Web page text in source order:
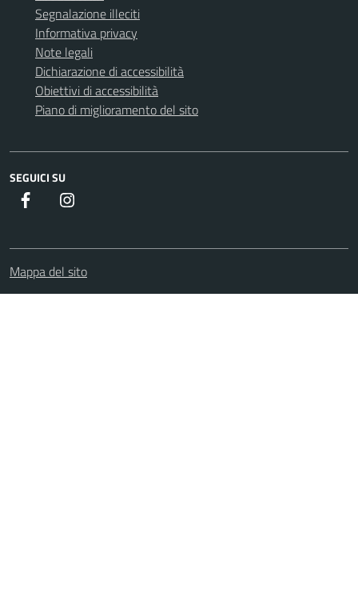
Segnalazione illeciti
Informativa privacy
Note legali
Dichiarazione di accessibilità
Obiettivi di accessibilità
Piano di miglioramento del sito
SEGUICI SU
Facebook
Mappa del sito